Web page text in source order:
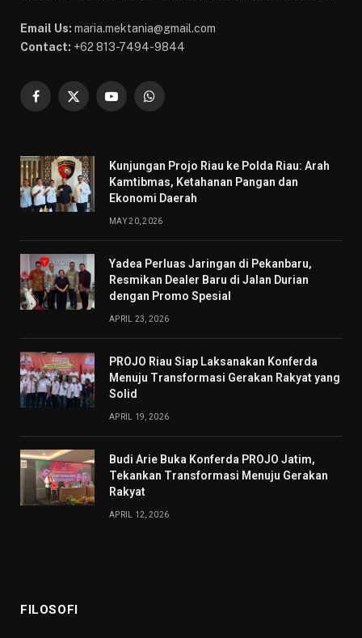
Email Us: maria.mektania@gmail.com
Contact: +62 813-7494-9844
Facebook
X
YouTubeWhatsApp
Kunjungan Projo Riau ke Polda Riau: Arah
Kamtibmas, Ketahanan Pangan dan
Ekonomi Daerah
MAY 20, 2026
Yadea Perluas Jaringan di Pekanbaru,
Resmikan Dealer Baru di Jalan Durian
dengan Promo Spesial
APRIL 23, 2026
PROJO Riau Siap Laksanakan Konferda
Menuju Transformasi Gerakan Rakyat yang
Solid
APRIL 19, 2026
Budi Arie Buka Konferda PROJO Jatim,
Tekankan Transformasi Menuju Gerakan
Rakyat
APRIL 12, 2026
FILOSOFI